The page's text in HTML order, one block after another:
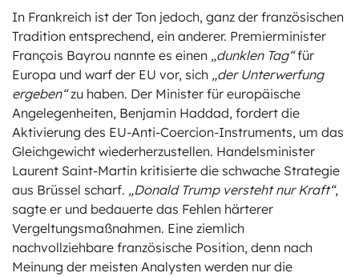
In Frankreich ist der Ton jedoch, ganz der französischen
Tradition entsprechend, ein anderer. Premierminister
François Bayrou nannte es einen „dunklen Tag“für
Europa und warf der EU vor, sich „der Unterwerfung
ergeben“zu haben. Der Minister für europäische
Angelegenheiten, Benjamin Haddad, fordert die
Aktivierung des EU-Anti-Coercion-Instruments, um das
Gleichgewicht wiederherzustellen. Handelsminister
Laurent Saint-Martin kritisierte die schwache Strategie
aus Brüssel scharf. „Donald Trump versteht nur Kraft“,
sagte er und bedauerte das Fehlen härterer
Vergeltungsmaßnahmen. Eine ziemlich
nachvollziehbare französische Position, denn nach
Meinung der meisten Analysten werden nur die